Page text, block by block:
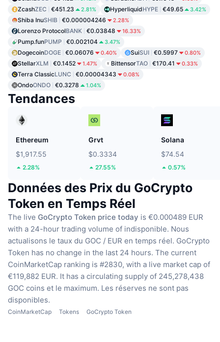
ZcashZEC €451.23 2.81% HyperliquidHYPE €49.65 3.42%
Shiba InuSHIB €0.000004246 2.28%
Lorenzo ProtocolBANK €0.03848 16.33%
Pump.funPUMP €0.002104 3.47%
DogecoinDOGE €0.06076 0.40% SuiSUI €0.5997 0.80%
StellarXLM €0.1452 1.47% BittensorTAO €170.41 0.33%
Terra ClassicLUNC €0.00004343 0.08%
OndoONDO €0.3278 1.04%
Tendances
Ethereum
$1,917.55
2.28%
Grvt
$0.3334
27.55%
Solana
$74.54
0.57%
Données des Prix du GoCrypto
Token en Temps Réel
The live GoCrypto Token price today is €0.000489 EUR
with a 24-hour trading volume of indisponible. Nous
actualisons le taux du GOC / EUR en temps réel. GoCrypto
Token has no change in the last 24 hours. The current
CoinMarketCap ranking is #2830, with a live market cap of
€119,882 EUR. It has a circulating supply of 245,278,438
GOC coins et le maximum. Les réserves ne sont pas
disponibles.
CoinMarketCap Tokens GoCrypto Token